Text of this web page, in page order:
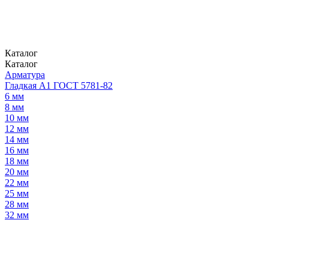
Каталог
Каталог
Арматура
Гладкая А1 ГОСТ 5781-82
6 мм
8 мм
10 мм
12 мм
14 мм
16 мм
18 мм
20 мм
22 мм
25 мм
28 мм
32 мм